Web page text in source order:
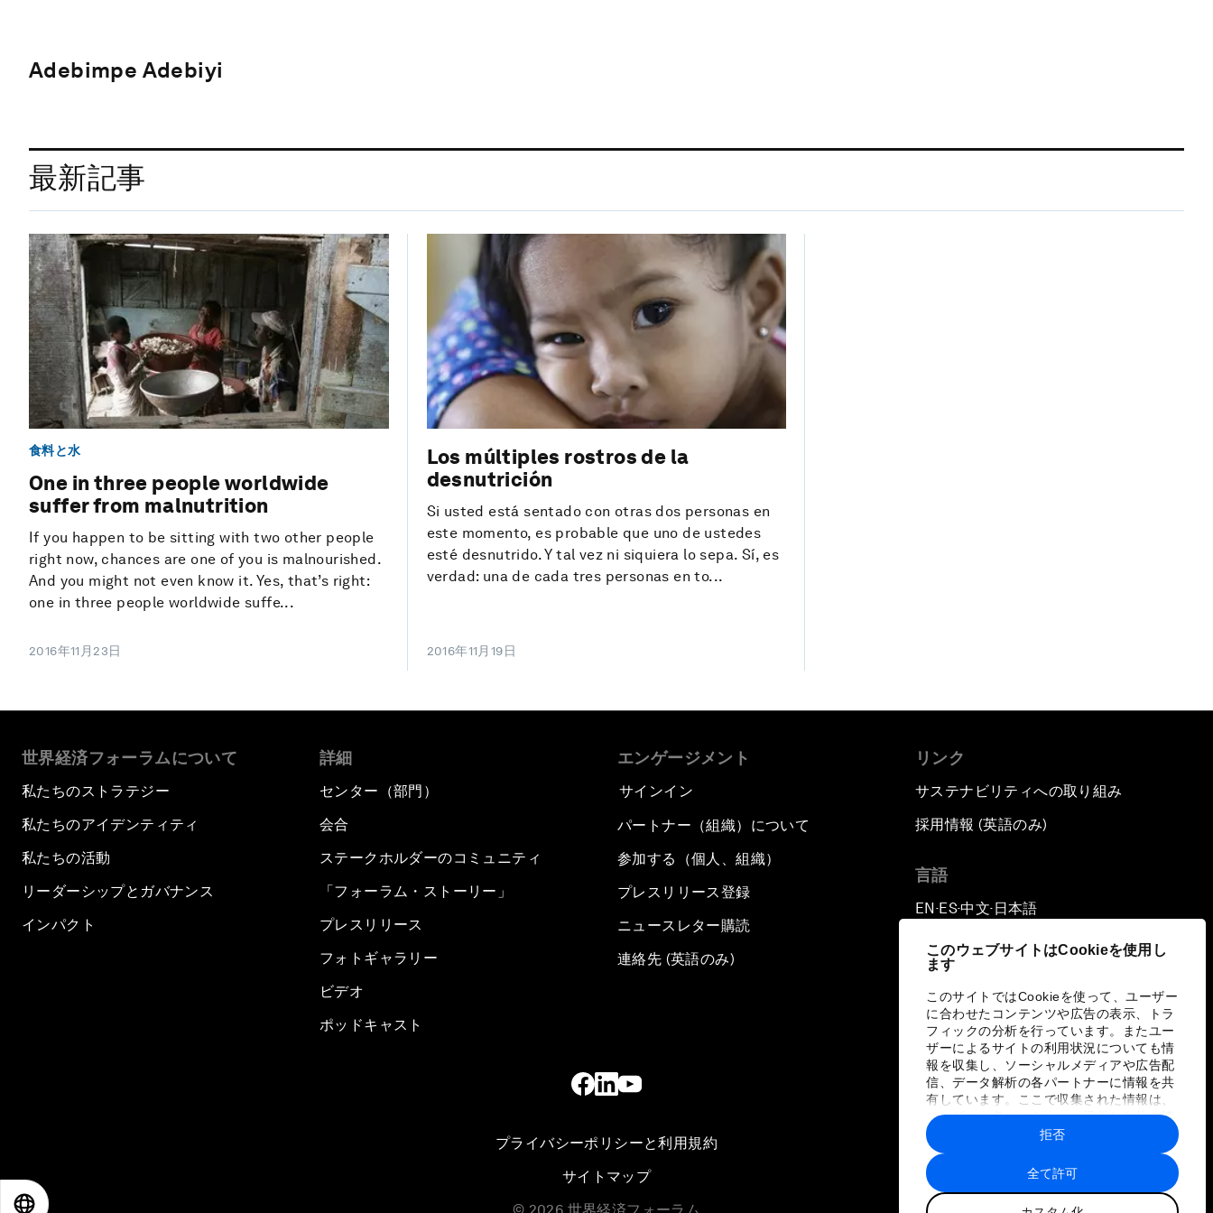
このウェブサイトはCookieを使用し
ます
このサイトではCookieを使って、ユーザー
に合わせたコンテンツや広告の表示、トラ
フィックの分析を行っています。またユー
ザーによるサイトの利用状況についても情
報を収集し、ソーシャルメディアや広告配
信、データ解析の各パートナーに情報を共
有しています。ここで収集された情報は、
ユーザーが各パートナーに提供した他の情
報や各パートナーのサービスを使用した際
に収集された情報と組み合わされ、各パー
トナーによって使用されることがありま
す。
全て許可
拒否
Adebimpe Adebiyi
最新記事
食料と水
One in three people worldwide
suffer from malnutrition
If you happen to be sitting with two other people
right now, chances are one of you is malnourished.
And you might not even know it. Yes, that’s right:
one in three people worldwide suffe...
2016年11月23日
Los múltiples rostros de la
desnutrición
Si usted está sentado con otras dos personas en
este momento, es probable que uno de ustedes
esté desnutrido. Y tal vez ni siquiera lo sepa. Sí, es
verdad: una de cada tres personas en to...
2016年11月19日
世界経済フォーラムについて
私たちのストラテジー
私たちのアイデンティティ
私たちの活動
リーダーシップとガバナンス
インパクト
詳細
センター（部門）
会合
ステークホルダーのコミュニティ
「フォーラム・ストーリー」
プレスリリース
フォトギャラリー
ビデオ
ポッドキャスト
エンゲージメント
サインイン
パートナー（組織）について
参加する（個人、組織）
プレスリリース登録
ニュースレター購読
連絡先 (英語のみ)
リンク
サステナビリティへの取り組み
採用情報 (英語のみ)
言語
EN ▪ ES▪中文▪ 日本語
プライバシーポリシーと利用規約
サイトマップ